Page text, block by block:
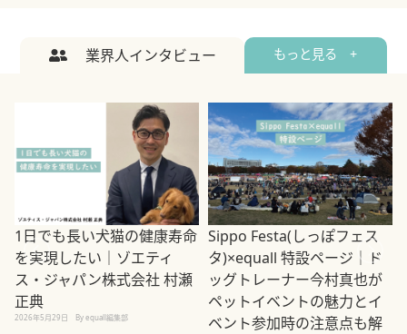
業界人インタビュー もっと見る +
1日でも長い犬猫の健康寿命
を実現したい｜ゾエティ
ス・ジャパン株式会社 村瀬
正典
2026年5月29日 By equall編集部
Sippo Festa(しっぽフェス
タ)×equall 特設ページ｜ド
ッグトレーナー今村真也が
ペットイベントの魅力とイ
ベント参加時の注意点も解